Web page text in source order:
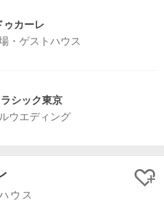
ゥカーレ
・ゲストハウス
シック東京
ウエディング
ウス